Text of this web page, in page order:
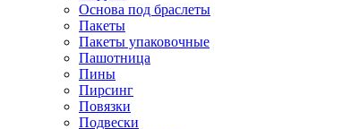
Основа под браслеты
Пакеты
Пакеты упаковочные
Пашотница
Пины
Пирсинг
Повязки
Подвески